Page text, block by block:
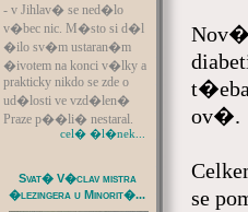
- v Jihlav� se ned�lo
v�bec nic. M�sto si d�l
�ilo sv�m ustaran�m
�ivotem na konci v�lky a
prakticky nikdo se zde o
ud�losti ve vzd�len�
Praze p��li� nestaral.
cel� �l�nek...
Svat� V�clav mistra
�lezingera u Minorit�...
ov�.
se